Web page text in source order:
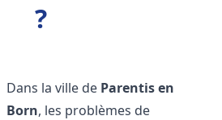
?
Dans la ville de Parentis en
Born, les problèmes de